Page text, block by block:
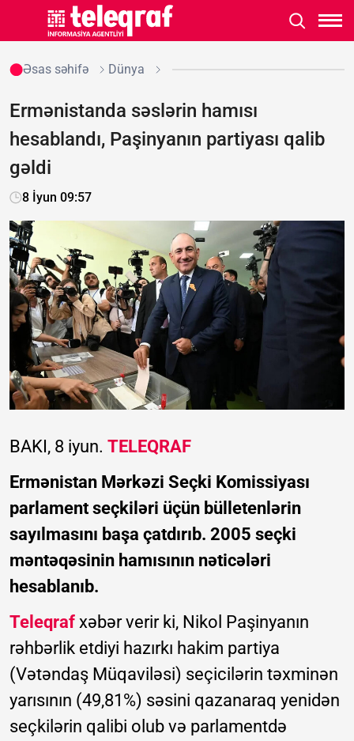
Əsas səhifə Dünya
Ermənistanda səslərin hamısı
hesablandı, Paşinyanın partiyası qalib
gəldi
8 İyun 09:57
BAKI, 8 iyun. TELEQRAF
Ermənistan Mərkəzi Seçki Komissiyası
parlament seçkiləri üçün bülletenlərin
sayılmasını başa çatdırıb. 2005 seçki
məntəqəsinin hamısının nəticələri
hesablanıb.
Teleqraf xəbər verir ki, Nikol Paşinyanın
rəhbərlik etdiyi hazırkı hakim partiya
(Vətəndaş Müqaviləsi) seçicilərin təxminən
yarısının (49,81%) səsini qazanaraq yenidən
seçkilərin qalibi olub və parlamentdə